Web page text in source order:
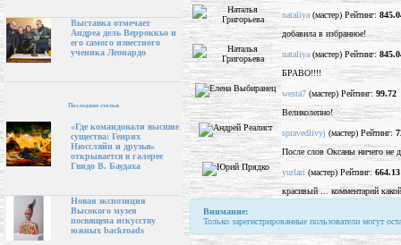
Выставка отмечает
Андреа дель Верроккьо и
его самого известного
ученика Леонардо
Последние статьи
«Где командовали высшие
существа: Генрих
Нюссляйн и друзья»
открывается в галерее
Гвидо В. Баудаха
Новая экспозиция
Высокого музея
посвящена искусству
южных backroads
nataliya (мастер) Рейтинг:
добавила в избранное!
nataliya (мастер) Рейтинг:
БРАВО!!!!
westa7 (мастер) Рейтинг: 99.72
Великолепно!
spravedlivyj (мастер) Рейтинг:
После слов Оксаны ничего не
yurlari (мастер) Рейтинг: 664.13
красивый ... комментарий
Внимание:
Только зарегистрированные пользователи могут